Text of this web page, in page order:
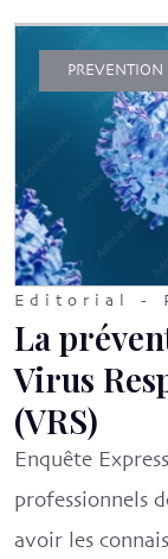
PREVENTION
Editorial -
La
Virus
(VRS)
Enquête
professionnels
avoir les